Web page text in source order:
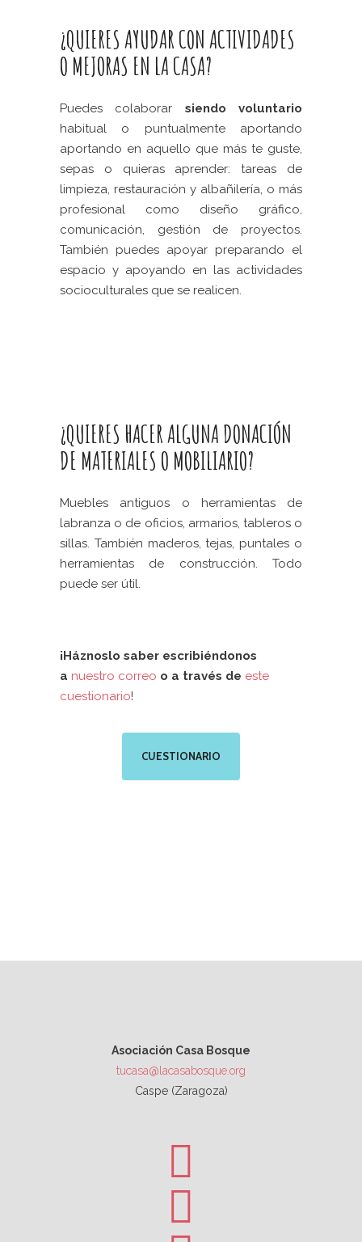
¿QUIERES AYUDAR CON ACTIVIDADES
O MEJORAS EN LA CASA?
Puedes colaborar siendo voluntario
habitual o puntualmente aportando
aportando en aquello que más te guste,
sepas o quieras aprender: tareas de
limpieza, restauración y albañilería, o más
profesional como diseño gráfico,
comunicación, gestión de proyectos.
También puedes apoyar preparando el
espacio y apoyando en las actividades
socioculturales que se realicen.
¿QUIERES HACER ALGUNA DONACIÓN
DE MATERIALES O MOBILIARIO?
Muebles antiguos o herramientas de
labranza o de oficios, armarios, tableros o
sillas. También maderos, tejas, puntales o
herramientas de construcción. Todo
puede ser útil.
¡Háznoslo saber escribiéndonos
a nuestro correo o a través de este
cuestionario!
CUESTIONARIO
Asociación Casa Bosque
tucasa@lacasabosque.org
Caspe (Zaragoza)